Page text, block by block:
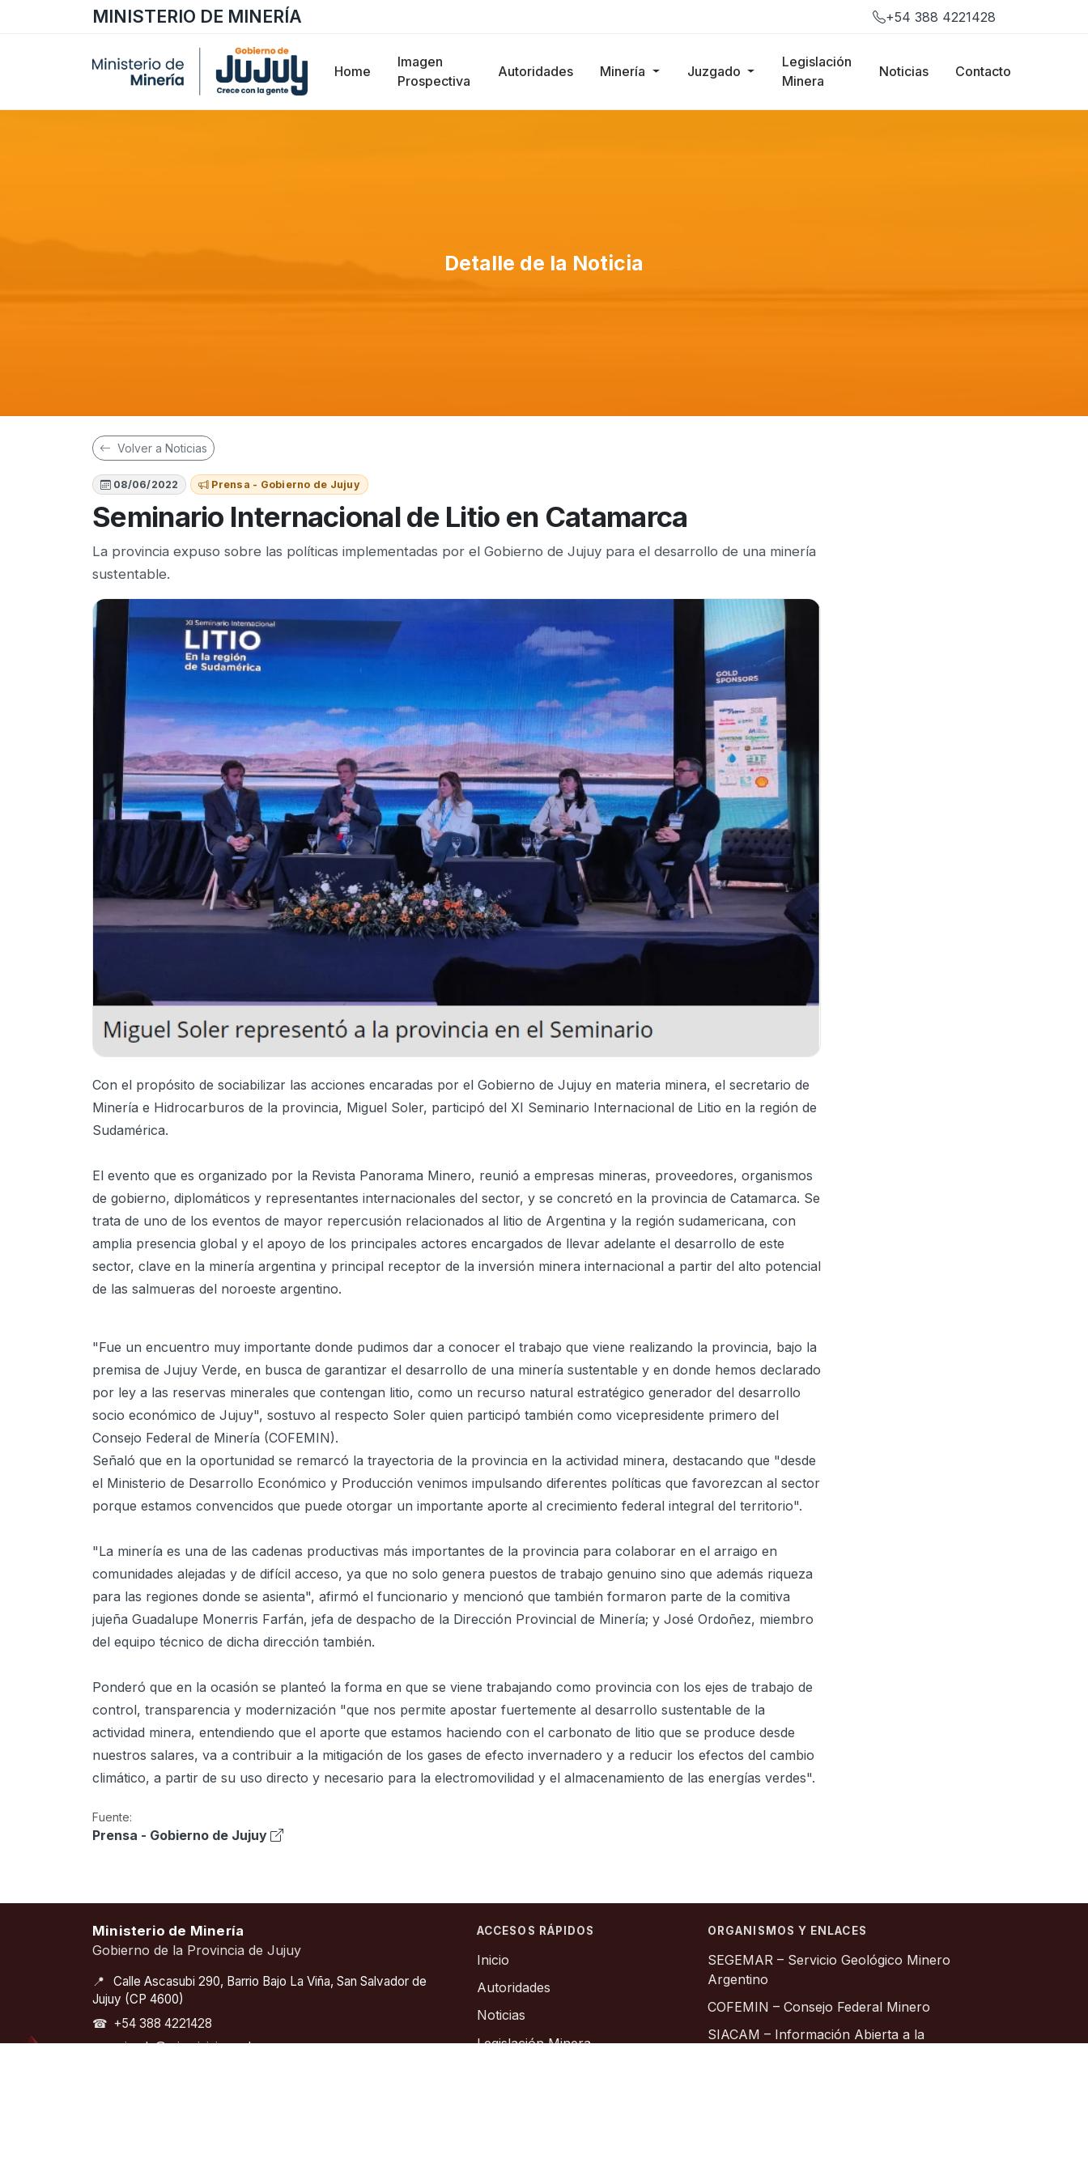
MINISTERIO DE MINERÍA +54 388 4221428
Home
Imagen
Prospectiva
Autoridades Minería Juzgado
Legislación
Minera
Noticias Contacto
Detalle de la Noticia
Volver a Noticias
08/06/2022 Prensa - Gobierno de Jujuy
Seminario Internacional de Litio en Catamarca
La provincia expuso sobre las políticas implementadas por el Gobierno de Jujuy para el desarrollo de una minería
sustentable.
Con el propósito de sociabilizar las acciones encaradas por el Gobierno de Jujuy en materia minera, el secretario de
Minería e Hidrocarburos de la provincia, Miguel Soler, participó del XI Seminario Internacional de Litio en la región de
Sudamérica.
El evento que es organizado por la Revista Panorama Minero, reunió a empresas mineras, proveedores, organismos
de gobierno, diplomáticos y representantes internacionales del sector, y se concretó en la provincia de Catamarca. Se
trata de uno de los eventos de mayor repercusión relacionados al litio de Argentina y la región sudamericana, con
amplia presencia global y el apoyo de los principales actores encargados de llevar adelante el desarrollo de este
sector, clave en la minería argentina y principal receptor de la inversión minera internacional a partir del alto potencial
de las salmueras del noroeste argentino.
"Fue un encuentro muy importante donde pudimos dar a conocer el trabajo que viene realizando la provincia, bajo la
premisa de Jujuy Verde, en busca de garantizar el desarrollo de una minería sustentable y en donde hemos declarado
por ley a las reservas minerales que contengan litio, como un recurso natural estratégico generador del desarrollo
socio económico de Jujuy", sostuvo al respecto Soler quien participó también como vicepresidente primero del
Consejo Federal de Minería (COFEMIN).
Señaló que en la oportunidad se remarcó la trayectoria de la provincia en la actividad minera, destacando que "desde
el Ministerio de Desarrollo Económico y Producción venimos impulsando diferentes políticas que favorezcan al sector
porque estamos convencidos que puede otorgar un importante aporte al crecimiento federal integral del territorio".
"La minería es una de las cadenas productivas más importantes de la provincia para colaborar en el arraigo en
comunidades alejadas y de difícil acceso, ya que no solo genera puestos de trabajo genuino sino que además riqueza
para las regiones donde se asienta", afirmó el funcionario y mencionó que también formaron parte de la comitiva
jujeña Guadalupe Monerris Farfán, jefa de despacho de la Dirección Provincial de Minería; y José Ordoñez, miembro
del equipo técnico de dicha dirección también.
Ponderó que en la ocasión se planteó la forma en que se viene trabajando como provincia con los ejes de trabajo de
control, transparencia y modernización "que nos permite apostar fuertemente al desarrollo sustentable de la
actividad minera, entendiendo que el aporte que estamos haciendo con el carbonato de litio que se produce desde
nuestros salares, va a contribuir a la mitigación de los gases de efecto invernadero y a reducir los efectos del cambio
climático, a partir de su uso directo y necesario para la electromovilidad y el almacenamiento de las energías verdes".
Fuente:
Prensa - Gobierno de Jujuy
Ministerio de Minería
Gobierno de la Provincia de Jujuy
📍
Calle Ascasubi 290, Barrio Bajo La Viña, San Salvador de
Jujuy (CP 4600)
☎ +54 388 4221428
✉
privada@mineriajujuy.gob.ar
ACCESOS RÁPIDOS
Inicio
Autoridades
Noticias
Legislación Minera
ORGANISMOS Y ENLACES
SEGEMAR – Servicio Geológico Minero
Argentino
COFEMIN – Consejo Federal Minero
SIACAM – Información Abierta a la